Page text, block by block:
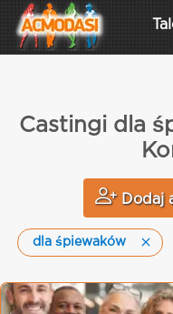
Castingi dla
Dodaj
dla śpiewaków